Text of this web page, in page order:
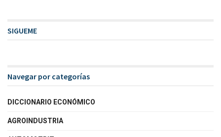
SIGUEME
Navegar por categorías
DICCIONARIO ECONÓMICO
AGROINDUSTRIA